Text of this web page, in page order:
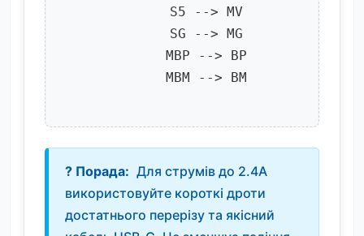
      S5 --> MV
      SG --> MG
      MBP --> BP
      MBM --> BM
Для струмів до 2.4A
використовуйте короткі дроти
достатнього перерізу та якісний